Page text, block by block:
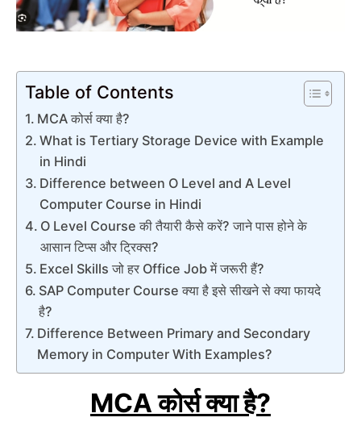
Table of Contents
MCA कोर्स क्या है?
What is Tertiary Storage Device with Example
in Hindi
Difference between O Level and A Level
Computer Course in Hindi
O Level Course की तैयारी कैसे करें? जाने पास होने के
आसान टिप्स और ट्रिक्स?
Excel Skills जो हर Office Job में जरूरी हैं?
SAP Computer Course क्या है इसे सीखने से क्या फायदे
है?
Difference Between Primary and Secondary
Memory in Computer With Examples?
MCA कोर्स क्या है?